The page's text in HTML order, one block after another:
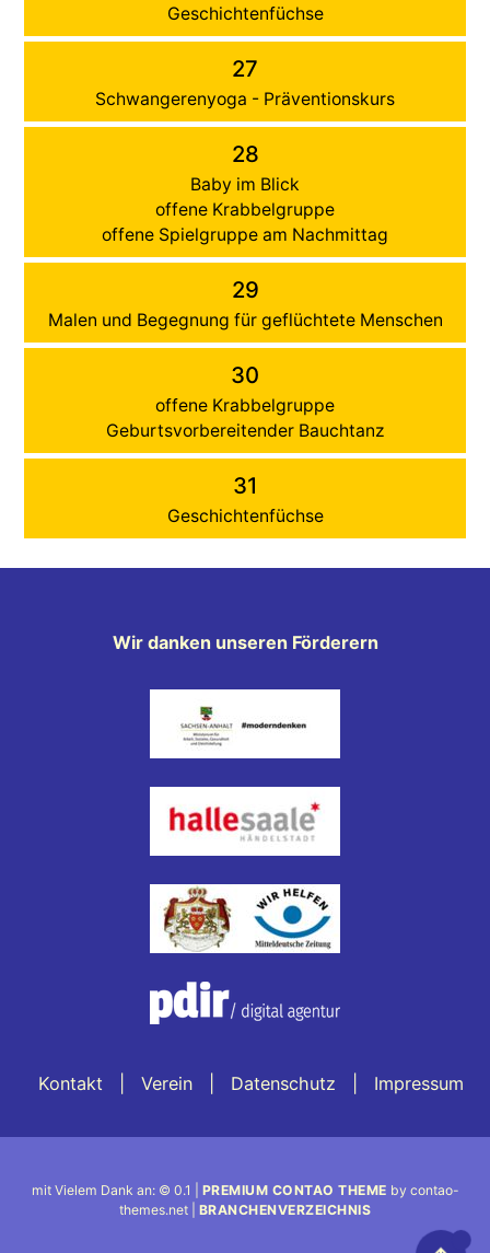
Geschichtenfüchse
27
Schwangerenyoga - Präventionskurs
28
Baby im Blick
offene Krabbelgruppe
offene Spielgruppe am Nachmittag
29
Malen und Begegnung für geflüchtete Menschen
30
offene Krabbelgruppe
Geburtsvorbereitender Bauchtanz
31
Geschichtenfüchse
Wir danken unseren Förderern
Kontakt Verein Datenschutz Impressum
mit Vielem Dank an: © 0.1 | PREMIUM CONTAO THEME by contao-
themes.net | BRANCHENVERZEICHNIS